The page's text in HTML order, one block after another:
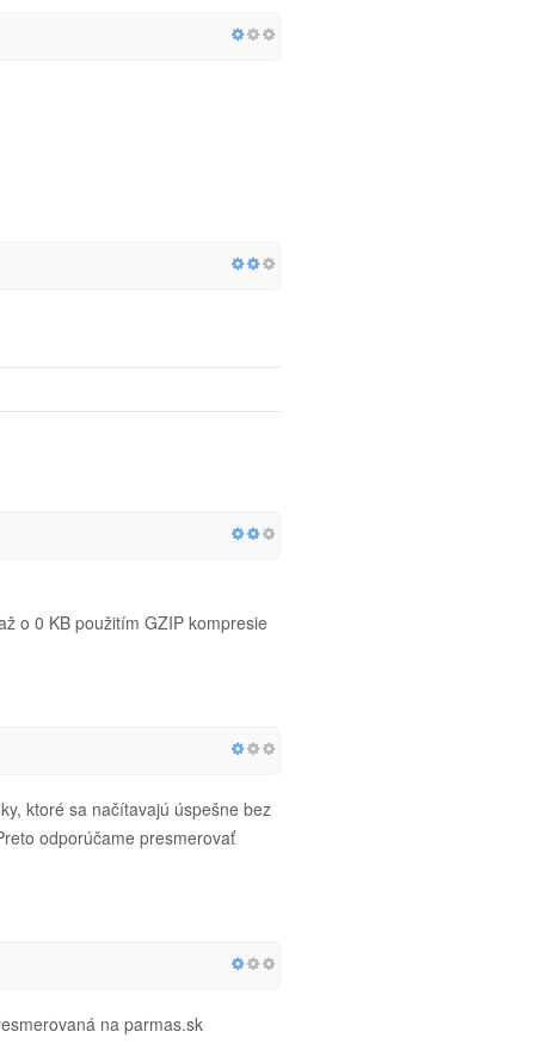
o 0 KB použitím GZIP kompresie
ktoré sa načítavajú úspešne bez
odporúčame presmerovať
na parmas.sk